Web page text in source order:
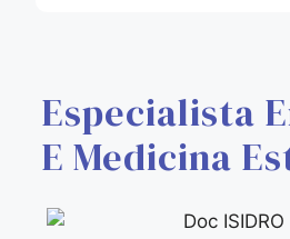
Especialista
E Medicina